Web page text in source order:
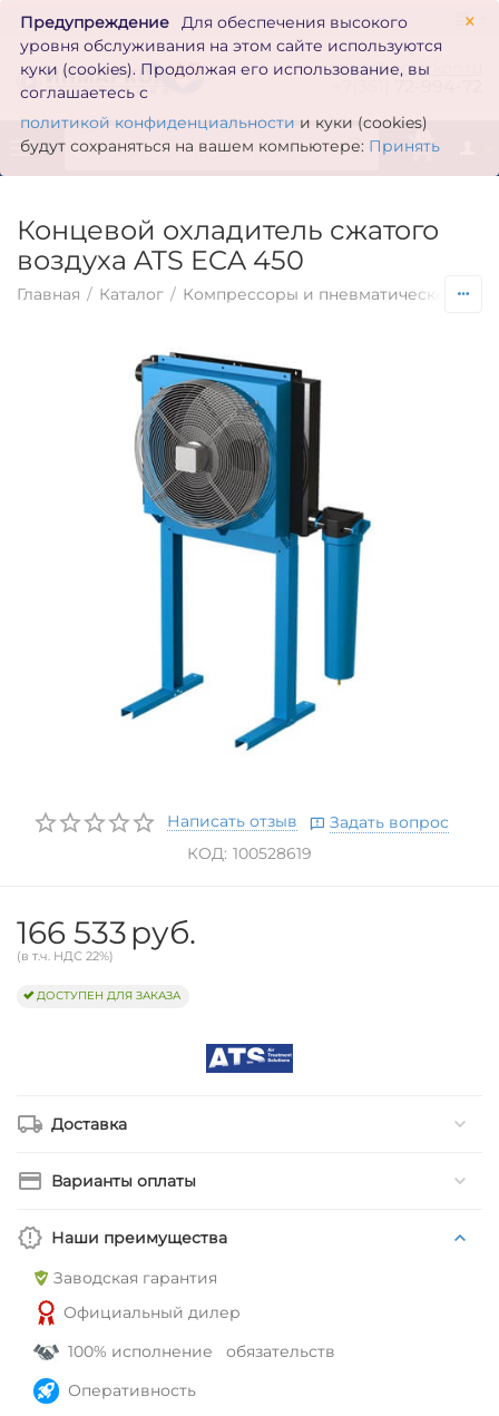
×
Предупреждение
Для обеспечения высокого
уровня обслуживания на этом сайте используются
куки (cookies). Продолжая его использование, вы
соглашаетесь с
политикой конфиденциальности и куки (cookies)
будут сохраняться на вашем компьютере: Принять
zakaz@inmarkon.ru
0
Концевой охладитель сжатого
воздуха ATS ECA 450
Главная / Каталог / Компрессоры и пневматическое
Написать отзыв
Задать вопрос
КОД: 100528619
166 533руб.
(в т.ч. НДС 22%)
ДОСТУПЕН ДЛЯ ЗАКАЗА
Доставка
Варианты оплаты
Наши преимущества
Заводская гарантия
Официальный дилер
100% исполнение обязательств
Оперативность